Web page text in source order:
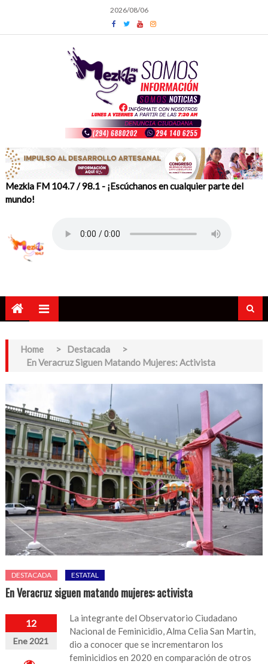
content
2026/08/06
Mezkla FM 104.7 / 98.1 - ¡Escúchanos en cualquier parte del
mundo!
Home > Destacada
>
En Veracruz Siguen Matando Mujeres: Activista
DESTACADA ESTATAL
En Veracruz siguen matando mujeres: activista
12
Ene 2021
La integrante del Observatorio Ciudadano
Nacional de Feminicidio, Alma Celia San Martin,
dio a conocer que se incrementaron los
feminicidios en 2020 en comparación de otros